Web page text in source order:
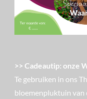
>> Cadeautip: onze
Te gebruiken in ons
bloemenpluktuin van